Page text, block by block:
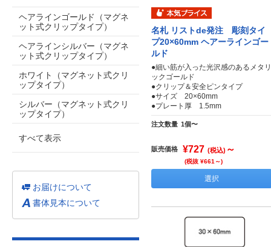
名札 リストde発注 彫刻タイ
プ20×60mm ヘアーラインゴー
ルド
●細い筋が入った光沢感のあるメタリ
ックゴールド
●クリップ＆安全ピンタイプ
●サイズ 20×60mm
●プレート厚 1.5mm
注文数量 1個〜
販売価格 ¥727 (税込) ～
(税抜 ¥661～)
選択
ヘアラインゴールド（マグネ
ット式クリップタイプ）
ヘアラインシルバー（マグネ
ット式クリップタイプ）
ホワイト（マグネット式クリ
ップタイプ）
シルバー（マグネット式クリ
ップタイプ）
すべて表示
お届けについて
書体見本について